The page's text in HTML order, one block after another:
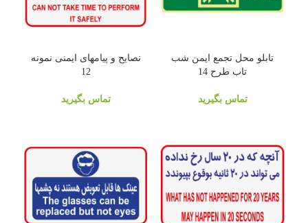
تابلو محل تجمع ایمن شب
تاب طرح 14
تماس بگیرید
نصایح و پیامهای ایمنی نمونه
12
تماس بگیرید